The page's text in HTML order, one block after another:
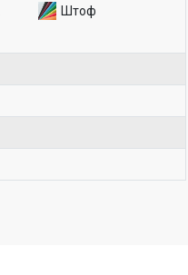
Штоф